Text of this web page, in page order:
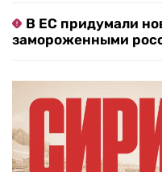
В ЕС придумали
замороженными